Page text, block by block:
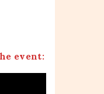
event: